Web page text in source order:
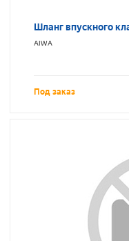
Шланг впускного
AIWA
Под заказ